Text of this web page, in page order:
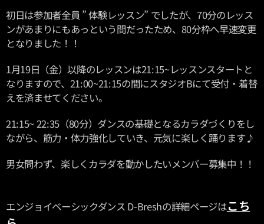
初日は参加者全員 ” 体験レッスン” でしたが、70分のレッス
ンがあまりにもあっという間だったため、80分枠へ早速変更
となりました！！
1月19日（金）以降のレッスンは21:15~レッスンスタートと
なりますので、21:00~21:15の間にスタジオBにて受付・着替
えを済ませてください。
21:15~ 22:35（80分）ダンスの基礎となるカラダづくりをし
ながら、筋力・体力強化していき、元気に楽しく踊ります♪
男女問わず、楽しくカラダを動かしたいメンバー募集中！！
エンジョイベーシックダンス D-Breshの詳細ページはこち